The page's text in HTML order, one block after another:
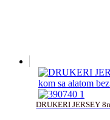
DRUKERI JERSEY